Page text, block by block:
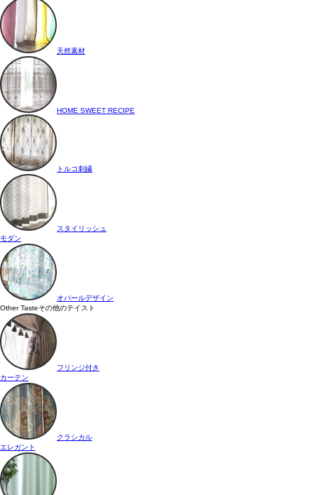
天然素材
HOME SWEET RECIPE
トルコ刺繍
スタイリッシュ
モダン
オパールデザイン
Other Tasteその他のテイスト
フリンジ付き
カーテン
クラシカル
エレガント